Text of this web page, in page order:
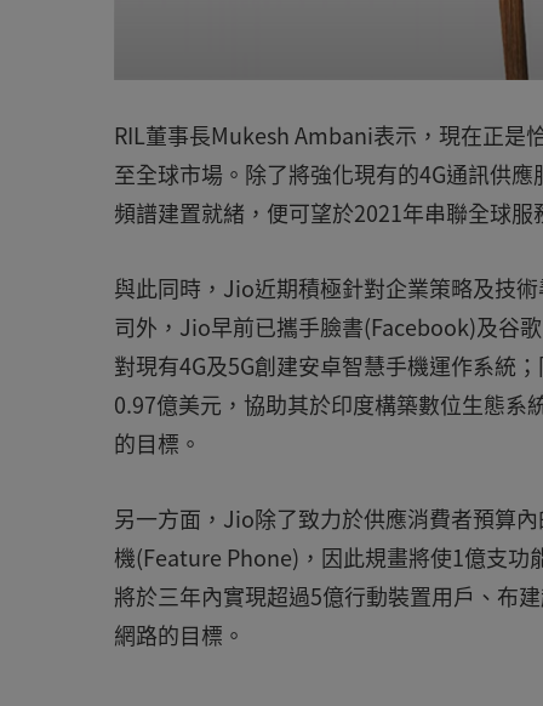
RIL董事長Mukesh Ambani表示，現在正是
至全球市場。除了將強化現有的4G通訊供
頻譜建置就緒，便可望於2021年串聯全球
與此同時，Jio近期積極針對企業策略及技
司外，Jio早前已攜手臉書(Facebook)及谷
對現有4G及5G創建安卓智慧手機運作系統
0.97億美元，協助其於印度構築數位生態
的目標。
另一方面，Jio除了致力於供應消費者預算
機(Feature Phone)，因此規畫將使1億支
將於三年內實現超過5億行動裝置用戶、布
網路的目標。